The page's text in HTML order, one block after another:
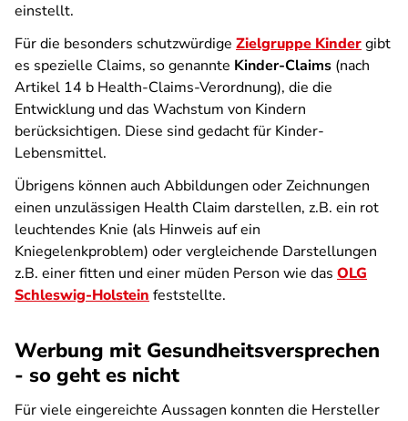
einstellt.
Für die besonders schutzwürdige Zielgruppe Kindergibt
es spezielle Claims, so genannte Kinder-Claims (nach
Artikel 14 b Health-Claims-Verordnung), die die
Entwicklung und das Wachstum von Kindern
berücksichtigen. Diese sind gedacht für Kinder-
Lebensmittel.
Übrigens können auch Abbildungen oder Zeichnungen
einen unzulässigen Health Claim darstellen, z.B. ein rot
leuchtendes Knie (als Hinweis auf ein
Kniegelenkproblem) oder vergleichende Darstellungen
z.B. einer fitten und einer müden Person wie das OLG
Schleswig-Holstein feststellte.
Werbung mit Gesundheitsversprechen
- so geht es nicht
Für viele eingereichte Aussagen konnten die Hersteller